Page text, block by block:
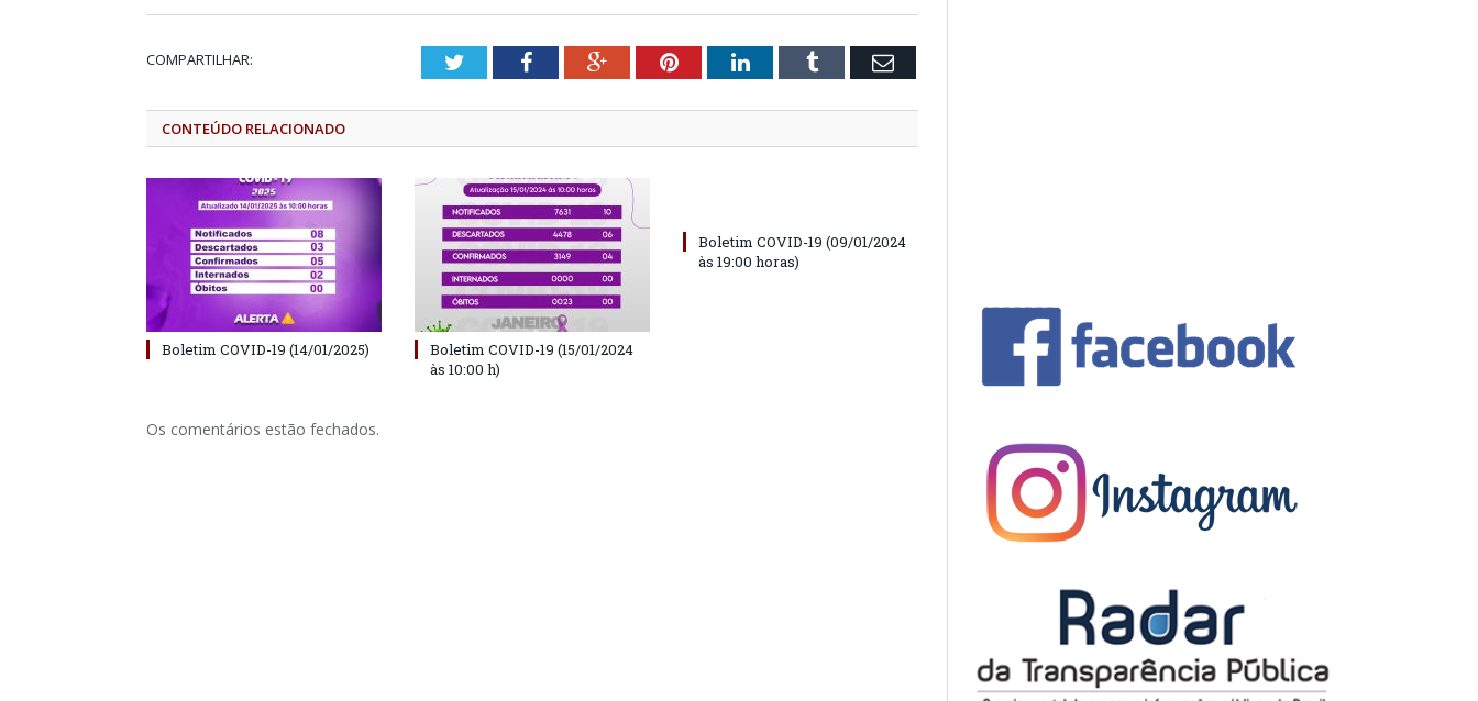
COMPARTILHAR: TwitterFacebookGoogle+PinterestLinkedInTumblr Email
CONTEÚDO RELACIONADO
Boletim COVID-19 (14/01/2025)
Boletim COVID-19 (15/01/2024
às 10:00 h)
Boletim COVID-19 (09/01/2024
às 19:00 horas)
Os comentários estão fechados.